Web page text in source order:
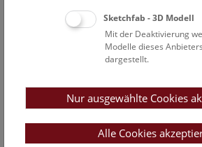
Dokumentationen aus der Frühzeit der
Da die archäologische Forschung ihre
Methoden in dieser Zeit jedoch erst
vorliegenden Informationen über jene
der neuen Grabungen geht man davon
etwa 5000 bis 6000 Tote hier
Sketchfab - 3D Modell
Mit der Deaktivierung
Modelle dieses
dargestellt.
Nur ausgewählte Cookies
Alle Cookies